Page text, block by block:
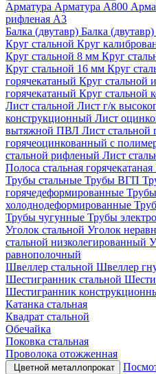
Арматура Арматура А800
рифленая А3
Балка (двутавр) Балка
Круг стальной Круг
Круг стальной 8 мм Круг
Круг стальной 16 мм Круг
горячекатаный Круг стальной
горячекатаный Круг стальной
Лист стальной Лист г/к
конструкционный Лист
вытяжной ПВЛ Лист стальной
горячеоцинкованный с
стальной рифленый Лист
Полоса стальная горячекатаная
Трубы стальные Трубы ВГП
горячедеформированные
холоднодеформированные
Трубы чугунные Трубы
Уголок стальной Уголок
стальной низколегированный
равнополочный
Швеллер стальной Швеллер
Шестигранник стальной
Шестигранник
Катанка стальная
Квадрат стальной
Обечайка
Поковка стальная
Проволока отожженная
Цветной металлопрокат